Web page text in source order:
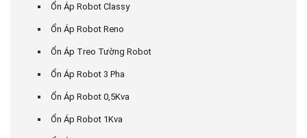
Ổn Áp Robot Classy
Ổn Áp Robot Reno
Ổn Áp Treo Tường Robot
Ổn Áp Robot 3 Pha
Ổn Áp Robot 0,5Kva
Ổn Áp Robot 1Kva